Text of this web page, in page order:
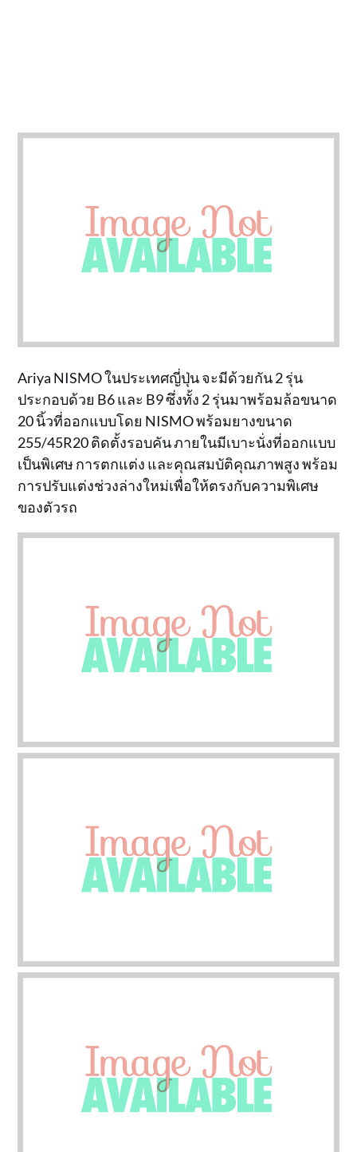
Ariya NISMO ในประเทศญี่ปุ่น จะมีด้วยกัน 2 รุ่น
ประกอบด้วย B6 และ B9 ซึ่งทั้ง 2 รุ่นมาพร้อมล้อขนาด
20 นิ้วที่ออกแบบโดย NISMO พร้อมยางขนาด
255/45R20 ติดตั้งรอบคัน ภายในมีเบาะนั่งที่ออกแบบ
เป็นพิเศษ การตกแต่ง และคุณสมบัติคุณภาพสูง พร้อม
การปรับแต่งช่วงล่างใหม่เพื่อให้ตรงกับความพิเศษ
ของตัวรถ